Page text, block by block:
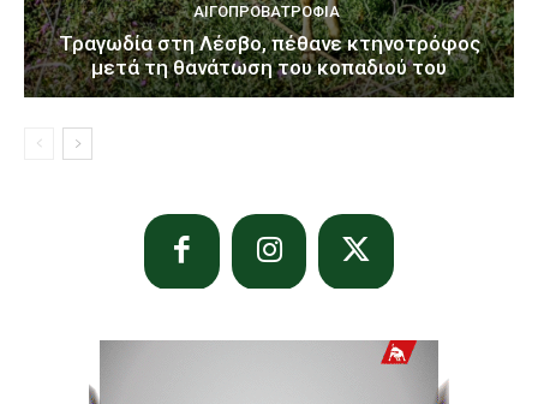
ΑΙΓΟΠΡΟΒΑΤΡΟΦΊΑ
Τραγωδία στη Λέσβο, πέθανε κτηνοτρόφος
μετά τη θανάτωση του κοπαδιού του